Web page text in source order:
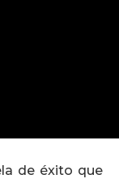
de éxito que